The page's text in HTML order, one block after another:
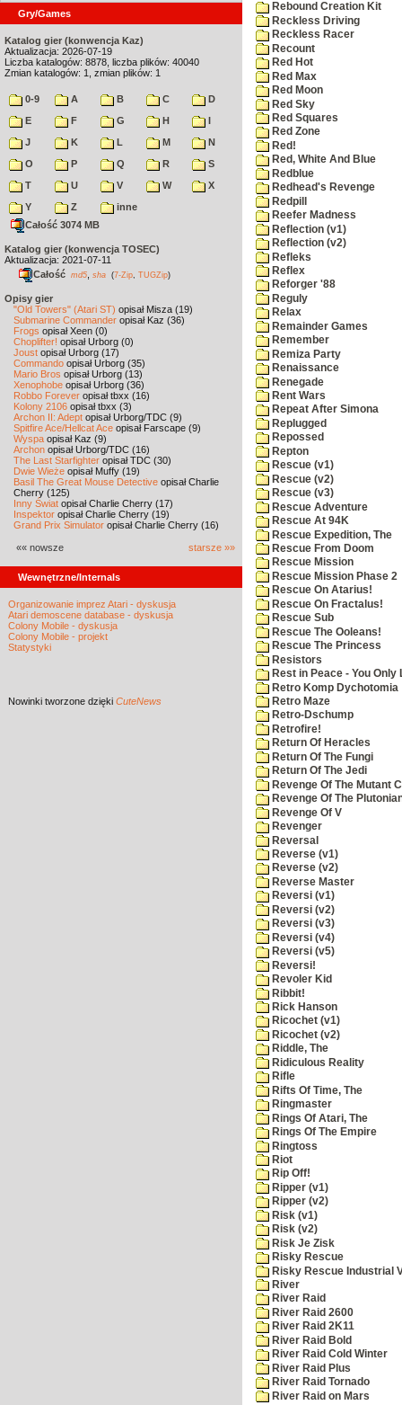
Gry/Games
Katalog gier (konwencja Kaz)
Aktualizacja: 2026-07-19
Liczba katalogów: 8878, liczba plików: 40040
Zmian katalogów: 1, zmian plików: 1
0-9 A B C
D
E
F G H
I
J
K L M
N
O
P Q R
S
T
U V W
X
Y
Z
inne
Całość 3074 MB
Katalog gier (konwencja TOSEC)
Aktualizacja: 2021-07-11
Całość md5 sha (7-Zip TUGZip)
Opisy gier
"Old Towers" (Atari ST) opisał Misza (19)
Submarine Commander opisał Kaz (36)
Frogs opisał Xeen (0)
Choplifter! opisał Urborg (0)
Joust opisał Urborg (17)
Commando opisał Urborg (35)
Mario Bros opisał Urborg (13)
Xenophobe opisał Urborg (36)
Robbo Forever opisał tbxx (16)
Kolony 2106 opisał tbxx (3)
Archon II: Adept opisał Urborg/TDC (9)
Spitfire Ace/Hellcat Ace opisał Farscape (9)
Wyspa opisał Kaz (9)
Archon opisał Urborg/TDC (16)
The Last Starfighter opisał TDC (30)
Dwie Wieże opisał Muffy (19)
Basil The Great Mouse Detective opisał Charlie
Cherry (125)
Inny Świat opisał Charlie Cherry (17)
Inspektor opisał Charlie Cherry (19)
Grand Prix Simulator opisał Charlie Cherry (16)
«« nowsze starsze »»
Wewnętrzne/Internals
Organizowanie imprez Atari - dyskusja
Atari demoscene database - dyskusja
Colony Mobile - dyskusja
Colony Mobile - projekt
Statystyki
Nowinki tworzone dzięki CuteNews
Rebound Creation Kit
Reckless Driving
Reckless Racer
Recount
Red Hot
Red Max
Red Moon
Red Sky
Red Squares
Red Zone
Red!
Red, White And Blue
Redblue
Redhead's Revenge
Redpill
Reefer Madness
Reflection (v1)
Reflection (v2)
Refleks
Reflex
Reforger '88
Reguly
Relax
Remainder Games
Remember
Remiza Party
Renaissance
Renegade
Rent Wars
Repeat After Simona
Replugged
Repossed
Repton
Rescue (v1)
Rescue (v2)
Rescue (v3)
Rescue Adventure
Rescue At 94K
Rescue Expedition, The
Rescue From Doom
Rescue Mission
Rescue Mission Phase 2
Rescue On Atarius!
Rescue On Fractalus!
Rescue Sub
Rescue The Ooleans!
Rescue The Princess
Resistors
Rest in Peace - You Only
Retro Komp Dychotomia
Retro Maze
Retro-Dschump
Retrofire!
Return Of Heracles
Return Of The Fungi
Return Of The Jedi
Revenge Of The Mutant
Revenge Of The
Revenge Of V
Revenger
Reversal
Reverse (v1)
Reverse (v2)
Reverse Master
Reversi (v1)
Reversi (v2)
Reversi (v3)
Reversi (v4)
Reversi (v5)
Reversi!
Revoler Kid
Ribbit!
Rick Hanson
Ricochet (v1)
Ricochet (v2)
Riddle, The
Ridiculous Reality
Rifle
Rifts Of Time, The
Ringmaster
Rings Of Atari, The
Rings Of The Empire
Ringtoss
Riot
Rip Off!
Ripper (v1)
Ripper (v2)
Risk (v1)
Risk (v2)
Risk Je Zisk
Risky Rescue
Risky Rescue Industrial
River
River Raid
River Raid 2600
River Raid 2K11
River Raid Bold
River Raid Cold Winter
River Raid Plus
River Raid Tornado
River Raid on Mars